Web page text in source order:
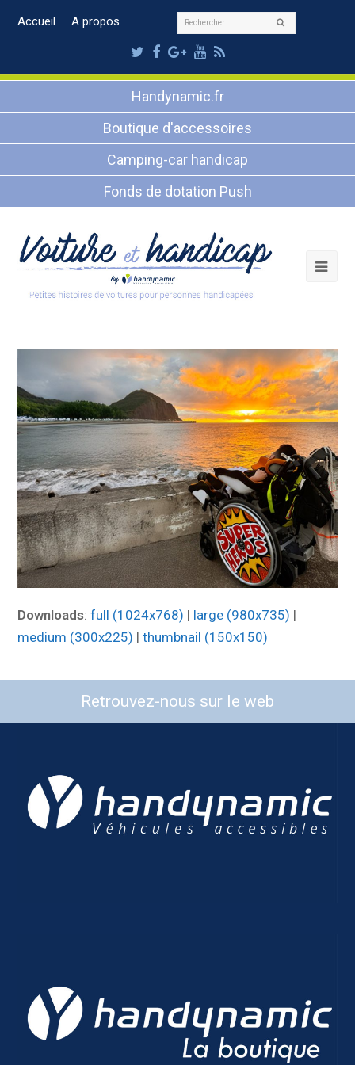
Accueil A propos Rechercher
Twitter
Facebook
Google
Plus
Youtube
RSS
Handynamic.fr
Boutique d'accessoires
Camping-car handicap
Fonds de dotation Push
Downloads:full (1024x768) | large (980x735) |
medium (300x225) |thumbnail (150x150)
Retrouvez-nous sur le web